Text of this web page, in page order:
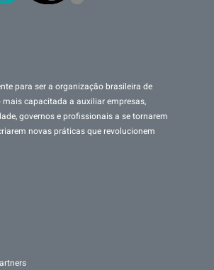
para ser a organização brasileira de
capacitada a auxiliar empresas,
governos e profissionais a se tornarem
novas práticas que revolucionem